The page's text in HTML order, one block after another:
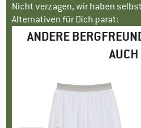
Nicht verzagen, wir haben
Alternativen für Dich parat:
ANDERE
AUCH